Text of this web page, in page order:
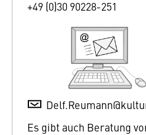
+49 (0)30 90228-251
Es gibt auch Beratung